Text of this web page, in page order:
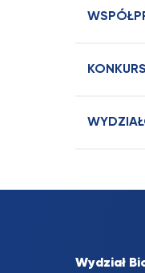
Wydział